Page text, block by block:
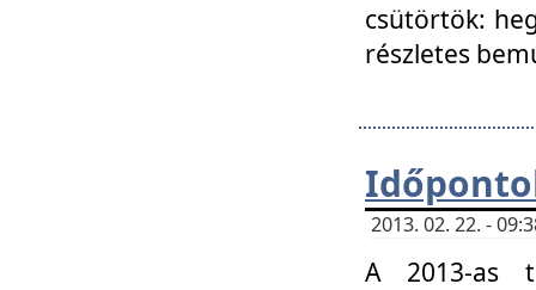
csütörtök:
részletes
2013. 02. 22. -
A 2013-as